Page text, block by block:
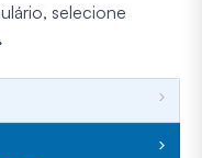
selecione